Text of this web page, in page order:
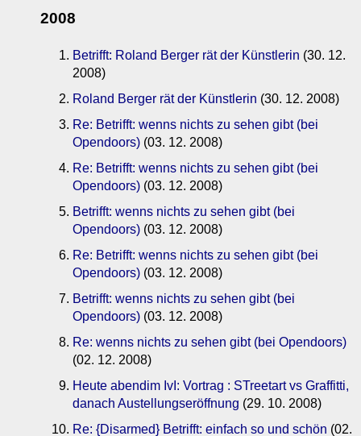
2008
Betrifft: Roland Berger rät der Künstlerin (30. 12.
2008)
Roland Berger rät der Künstlerin (30. 12. 2008)
Re: Betrifft: wenns nichts zu sehen gibt (bei
Opendoors) (03. 12. 2008)
Re: Betrifft: wenns nichts zu sehen gibt (bei
Opendoors) (03. 12. 2008)
Betrifft: wenns nichts zu sehen gibt (bei
Opendoors) (03. 12. 2008)
Re: Betrifft: wenns nichts zu sehen gibt (bei
Opendoors) (03. 12. 2008)
Betrifft: wenns nichts zu sehen gibt (bei
Opendoors) (03. 12. 2008)
Re: wenns nichts zu sehen gibt (bei Opendoors)
(02. 12. 2008)
Heute abendim IvI: Vortrag : STreetart vs Graffitti,
danach Austellungseröffnung (29. 10. 2008)
Re: {Disarmed} Betrifft: einfach so und schön (02.